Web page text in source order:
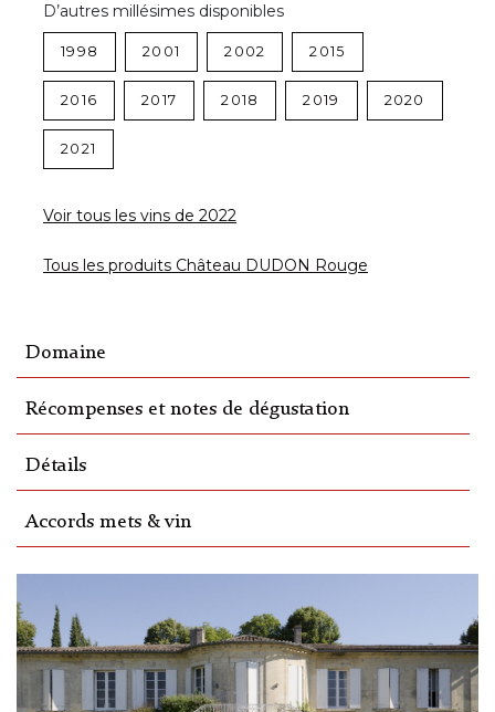
D’autres millésimes disponibles
1998 2001 2002 2015
2016 2017 2018 2019 2020
2021
Voir tous les vins de 2022
Tous les produits Château DUDON Rouge
Domaine
Récompenses et notes de dégustation
Détails
Accords mets & vin